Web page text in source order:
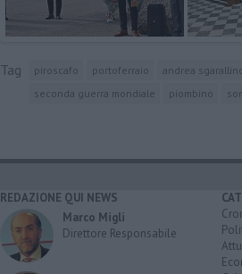
Tag piroscafo portoferraio andrea
seconda guerra mondiale
piombino
REDAZIONE QUI NEWS
Marco Migli
Direttore Responsabile